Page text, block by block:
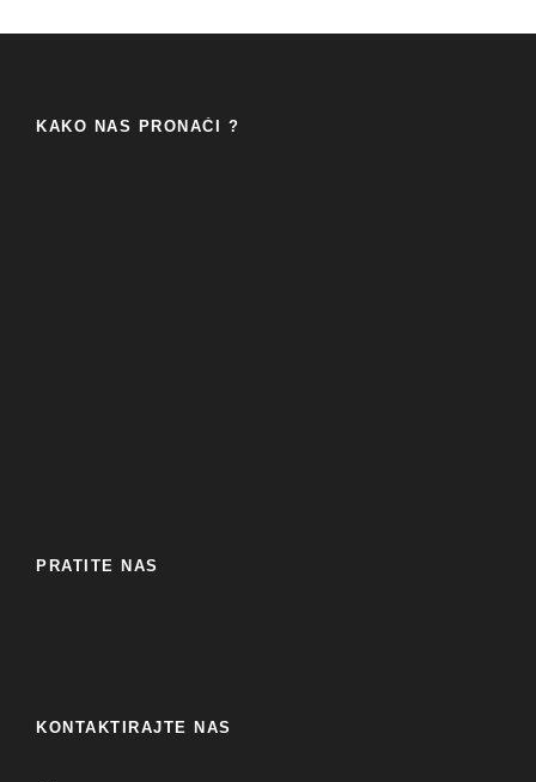
KAKO NAS PRONAĆI ?
PRATITE NAS
KONTAKTIRAJTE NAS